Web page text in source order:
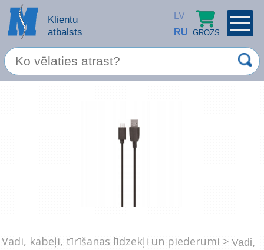
Klientu
atbalsts
LV
RU GROZS
Biroja preces
Vadi, kabeļi, tīrīšanas līdzekļi un piederumi > Vadi,